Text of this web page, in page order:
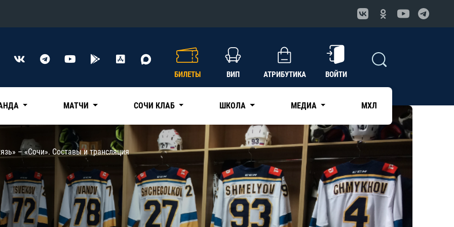
Конференция «Восток»
Нефтехимик
Трактор
Дивизион Чернышева
Авангард
Адмирал
КХЛ
БИЛЕТЫ ВИП АТРИБУТИКА ВОЙТИ
МАТЧИ СОЧИ КЛАБ ШКОЛА МЕДИА МХЛ
– «Сочи». Составы и трансляция